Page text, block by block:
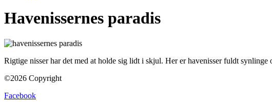
Havenissernes paradis
Rigtige nisser har det med at holde sig lidt i skjul. Her er havenisser fuldt
©2026 Copyright
Facebook